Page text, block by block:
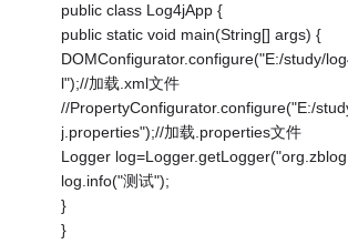
public class Log4jApp {
public static void main(String[] args) {
DOMConfigurator.configure("E:/study/
l");//加载.xml文件
//PropertyConfigurator.configure("E:/
j.properties");//加载.properties文件
Logger
log.info("测试");
}
}